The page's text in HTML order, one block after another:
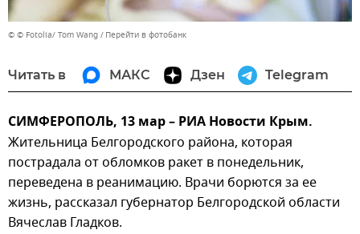
© © Fotolia/ Tom Wang Перейти в фотобанк
Читать в МАКС Дзен Telegram
СИМФЕРОПОЛЬ, 13 мар – РИА Новости Крым.
Жительница Белгородского района, которая
пострадала от обломков ракет в понедельник,
переведена в реанимацию. Врачи борются за ее
жизнь, рассказал губернатор Белгородской области
Вячеслав Гладков.